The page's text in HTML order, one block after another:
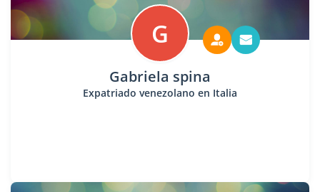
G
Gabriela spina
Expatriado venezolano en Italia